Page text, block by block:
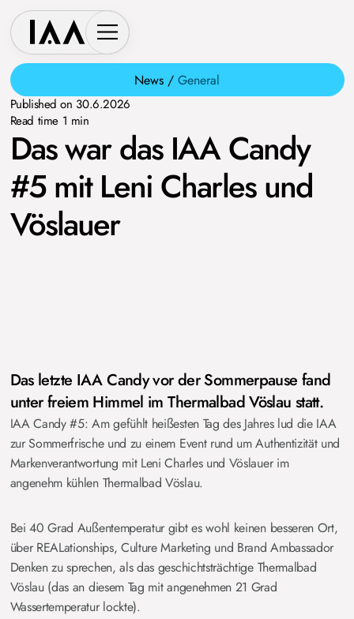
News / General
Published on 30.6.2026
Read time 1 min
Das war das IAA Candy
#5 mit Leni Charles und
Vöslauer
Das letzte IAA Candy vor der Sommerpause fand
unter freiem Himmel im Thermalbad Vöslau statt.
IAA Candy #5: Am gefühlt heißesten Tag des Jahres lud die IAA
zur Sommerfrische und zu einem Event rund um Authentizität und
Markenverantwortung mit Leni Charles und Vöslauer im
angenehm kühlen Thermalbad Vöslau.
Bei 40 Grad Außentemperatur gibt es wohl keinen besseren Ort,
über REALationships, Culture Marketing und Brand Ambassador
Denken zu sprechen, als das geschichtsträchtige Thermalbad
Vöslau (das an diesem Tag mit angenehmen 21 Grad
Wassertemperatur lockte).